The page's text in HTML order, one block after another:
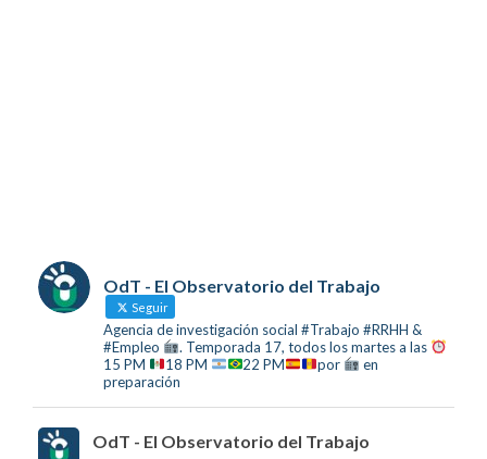
OdT - El Observatorio del Trabajo
Seguir
Agencia de investigación social #Trabajo #RRHH &
#Empleo
. Temporada 17, todos los martes a las
15 PM
18 PM 22 PM por
en
preparación
OdT - El Observatorio del Trabajo